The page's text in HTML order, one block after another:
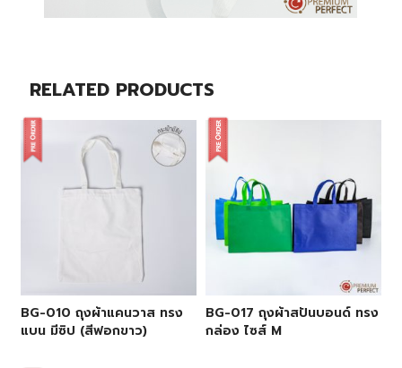
RELATED PRODUCTS
BG-010 ถุงผ้าแคนวาส ทรง
แบน มีซิป (สีฟอกขาว)
BG-017 ถุงผ้าสปันบอนด์ ทรง
กล่อง ไซส์ M